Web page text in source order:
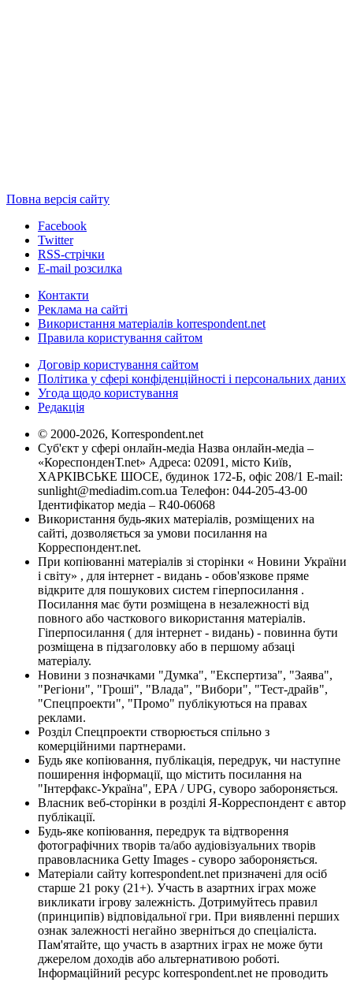
Повна версія сайту
Facebook
Twitter
RSS-стрічки
E-mail розсилка
Контакти
Реклама на сайті
Використання матеріалів korrespondent.net
Правила користування сайтом
Договір користування сайтом
Політика у сфері конфіденційності і персональних даних
Угода щодо користування
Редакція
© 2000-2026, Korrespondent.net
Суб'єкт у сфері онлайн-медіа Назва онлайн-медіа –
«КореспонденТ.net» Адреса: 02091, місто Київ,
ХАРКІВСЬКЕ ШОСЕ, будинок 172-Б, офіс 208/1 E-mail:
sunlight@mediadim.com.ua Телефон: 044-205-43-00
Ідентифікатор медіа – R40-06068
Використання будь-яких матеріалів, розміщених на
сайті, дозволяється за умови посилання на
Корреспондент.net.
При копіюванні матеріалів зі сторінки « Новини України
і світу» , для інтернет - видань - обов'язкове пряме
відкрите для пошукових систем гіперпосилання .
Посилання має бути розміщена в незалежності від
повного або часткового використання матеріалів.
Гіперпосилання ( для інтернет - видань) - повинна бути
розміщена в підзаголовку або в першому абзаці
матеріалу.
Новини з позначками "Думка", "Експертиза", "Заява",
"Регіони", "Гроші", "Влада", "Вибори", "Тест-драйв",
"Спецпроекти", "Промо" публікуються на правах
реклами.
Розділ Спецпроекти створюється спільно з
комерційними партнерами.
Будь яке копіювання, публікація, передрук, чи наступне
поширення інформації, що містить посилання на
"Інтерфакс-Україна", EPA / UPG, суворо забороняється.
Власник веб-сторінки в розділі Я-Корреспондент є автор
публікації.
Будь-яке копіювання, передрук та відтворення
фотографічних творів та/або аудіовізуальних творів
правовласника Getty Images - суворо забороняється.
Матеріали сайту korrespondent.net призначені для осіб
старше 21 року (21+). Участь в азартних іграх може
викликати ігрову залежність. Дотримуйтесь правил
(принципів) відповідальної гри. При виявленні перших
ознак залежності негайно зверніться до спеціаліста.
Пам'ятайте, що участь в азартних іграх не може бути
джерелом доходів або альтернативою роботі.
Інформаційний ресурс korrespondent.net не проводить